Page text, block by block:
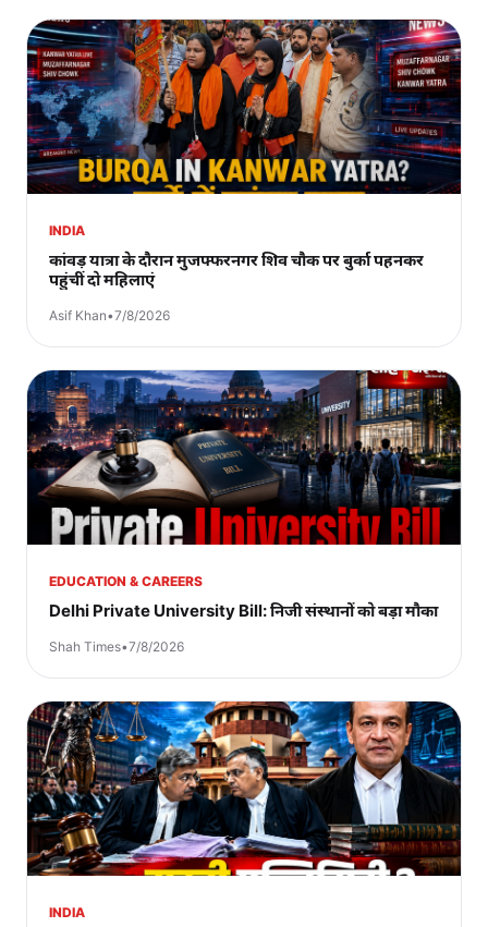
INDIA
कांवड़ यात्रा के दौरान मुजफ्फरनगर शिव चौक पर बुर्का पहनकर
पहुंचीं दो महिलाएं
Asif Khan•7/8/2026
EDUCATION & CAREERS
Delhi Private University Bill: निजी संस्थानों को बड़ा मौका
Shah Times•7/8/2026
INDIA